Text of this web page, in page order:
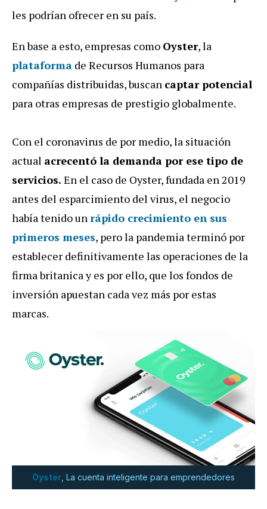
les podrían ofrecer en su país.
En base a esto, empresas como Oyster, la
plataforma de Recursos Humanos para
compañías distribuidas, buscan captar potencial
para otras empresas de prestigio globalmente.
Con el coronavirus de por medio, la situación
actual acrecentó la demanda por ese tipo de
servicios. En el caso de Oyster, fundada en 2019
antes del esparcimiento del virus, el negocio
había tenido unrápido crecimiento en sus
primeros meses, pero la pandemia terminó por
establecer definitivamente las operaciones de la
firma britanica y es por ello, que los fondos de
inversión apuestan cada vez más por estas
marcas.
Oyster, La cuenta inteligente para emprendedores